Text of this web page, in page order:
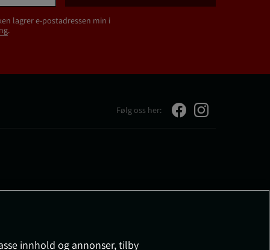
lagrer e-postadressen min i
.
Følg oss her:
innhold og annonser, tilby